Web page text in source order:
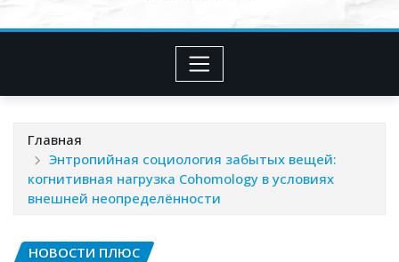
Главная
Энтропийная социология забытых вещей:
когнитивная нагрузка Cohomology в условиях
внешней неопределённости
НОВОСТИ ПЛЮС